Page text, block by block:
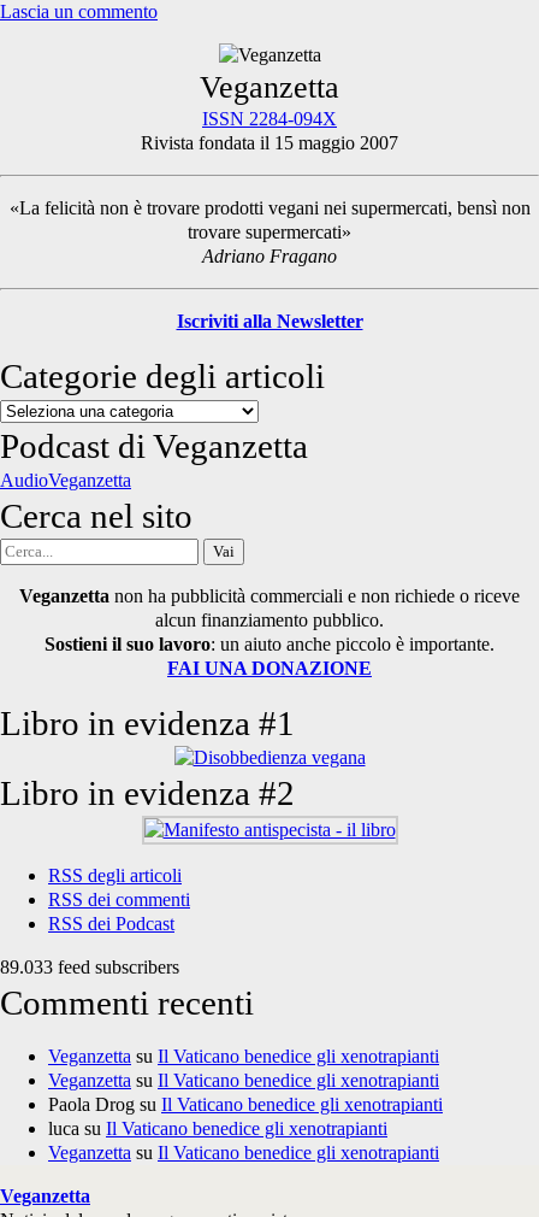
Lascia un commento
Sidebar
Veganzetta
ISSN 2284-094X
Rivista fondata il 15 maggio 2007
«La felicità non è trovare prodotti vegani nei supermercati, bensì non
trovare supermercati»
Adriano Fragano
Iscriviti alla Newsletter
Categorie degli articoli
Categorie
degli
articoli
Podcast di Veganzetta
AudioVeganzetta
Cerca nel sito
Cerca
Veganzetta non ha pubblicità commerciali e non richiede o riceve
alcun finanziamento pubblico.
Sostieni il suo lavoro: un aiuto anche piccolo è importante.
FAI UNA DONAZIONE
Libro in evidenza #1
Libro in evidenza #2
RSS degli articoli
RSS dei commenti
RSS dei Podcast
89.033 feed subscribers
Commenti recenti
Veganzetta su Il Vaticano benedice gli xenotrapianti
Veganzetta su Il Vaticano benedice gli xenotrapianti
Paola Drog su Il Vaticano benedice gli xenotrapianti
luca su Il Vaticano benedice gli xenotrapianti
Veganzetta su Il Vaticano benedice gli xenotrapianti
Veganzetta